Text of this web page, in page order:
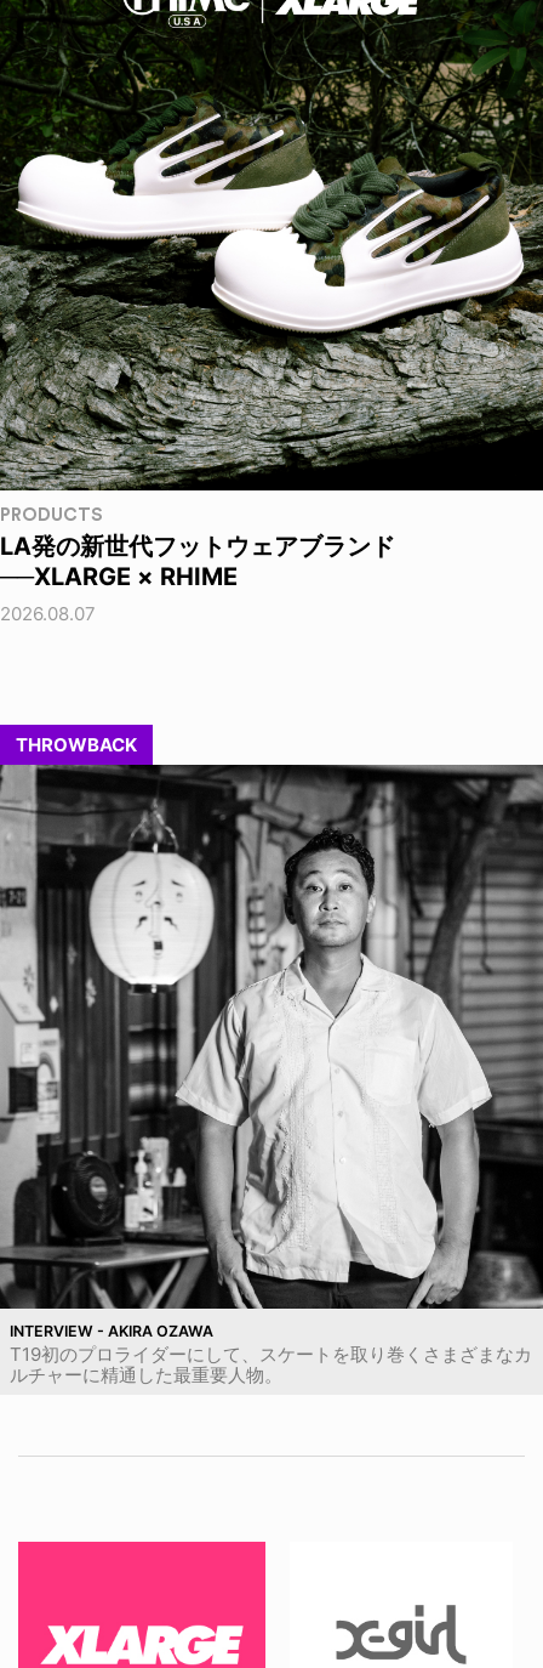
PRODUCTS
LA発の新世代フットウェアブランド
──XLARGE × RHIME
2026.08.07
THROWBACK
INTERVIEW - AKIRA OZAWA
T19初のプロライダーにして、スケートを取り巻くさまざまなカ
ルチャーに精通した最重要人物。